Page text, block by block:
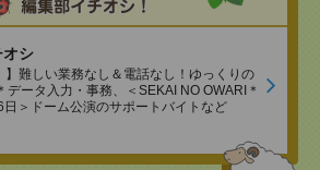
オシ
】難しい業務なし＆電話なし！ゆっくりの
データ入力・事務、＜SEKAI NO OWARI＊
＞ドーム公演のサポートバイトなど